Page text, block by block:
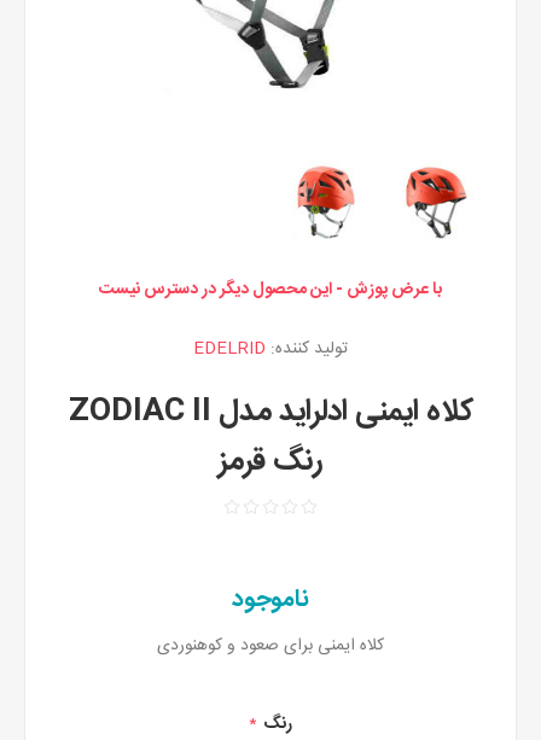
با عرض پوزش - این محصول دیگر در دسترس نیست
تولید کننده: EDELRID
کلاه ایمنی ادلراید مدل ZODIAC II
رنگ قرمز
ناموجود
کلاه ایمنی برای صعود و کوهنوردی
رنگ *